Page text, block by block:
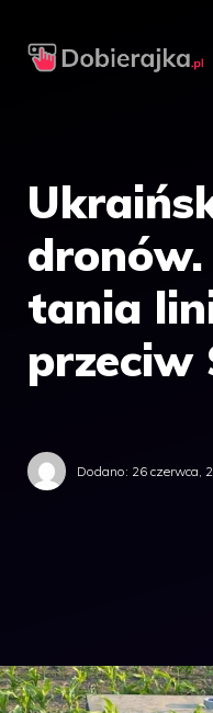
tania
przeciw
Dodano: 26 czerwca,